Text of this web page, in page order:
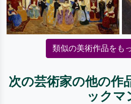
類似の美術作品をも
次の芸術家の他の作
ックマ